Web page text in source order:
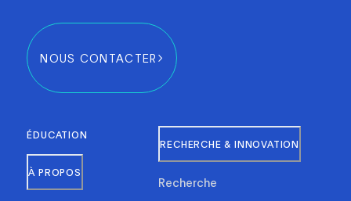
NOUS CONTACTER
ÉDUCATION
À PROPOS
RECHERCHE & INNOVATION
Recherche